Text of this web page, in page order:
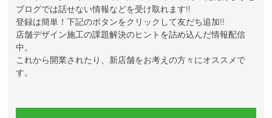
ブログでは話せない情報などを受け取れます!!
登録は簡単！下記のボタンをクリックして友だち追加!!
店舗デザイン施工の課題解決のヒントを詰め込んだ情報配信
中。
これから開業されたり、新店舗をお考えの方々にオススメで
す。